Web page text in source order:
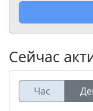
Сейчас
Час